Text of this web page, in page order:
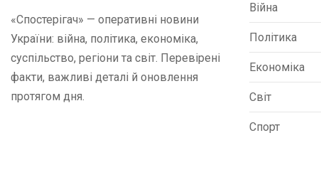
«Спостерігач» — оперативні новини
України: війна, політика, економіка,
суспільство, регіони та світ. Перевірені
факти, важливі деталі й оновлення
протягом дня.
Війна
Політика
Економіка
Світ
Спорт